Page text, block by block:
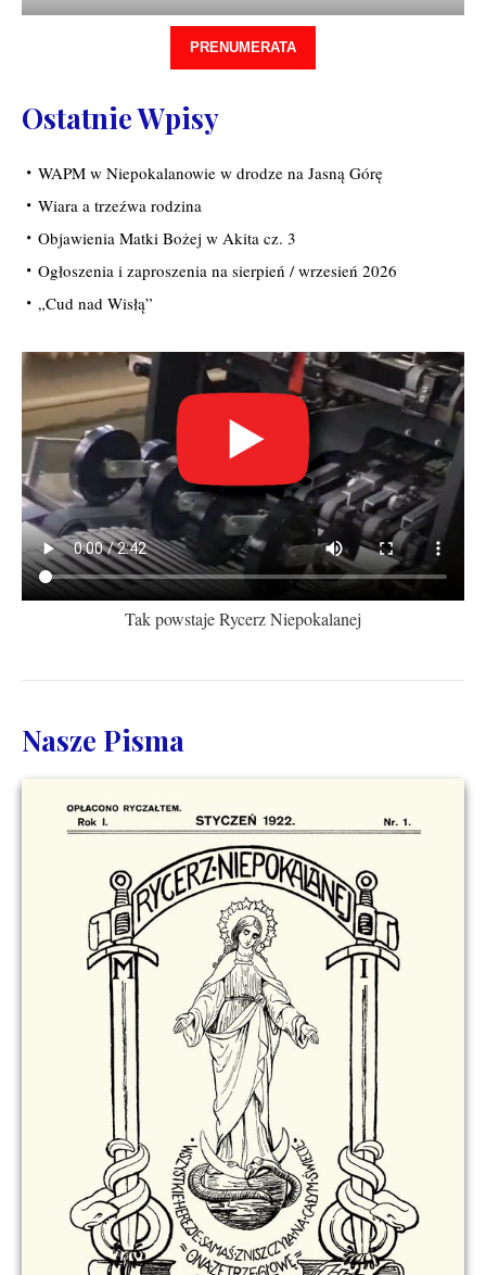
PRENUMERATA
Ostatnie Wpisy
WAPM w Niepokalanowie w drodze na Jasną Górę
Wiara a trzeźwa rodzina
Objawienia Matki Bożej w Akita cz. 3
Ogłoszenia i zaproszenia na sierpień / wrzesień 2026
„Cud nad Wisłą”
Tak powstaje Rycerz Niepokalanej
Nasze Pisma